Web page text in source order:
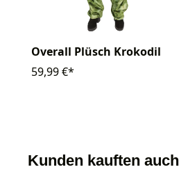
Overall Plüsch Krokodil
59,99 €*
Kunden kauften auch